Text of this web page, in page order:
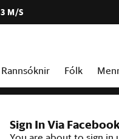
3 M/S
Rannsóknir Fólk
Sign In Via